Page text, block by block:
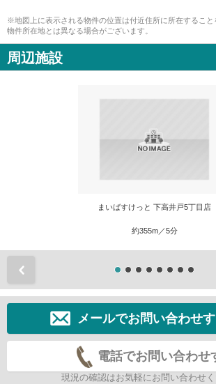
※地図上に表示される物件の位置は付近住所に所在するこ
物件所在地とは異なる場合がございます。
周辺施設
まいばすけっと 下高井戸5丁目店
約355m／5分
メールでお問い合わせ
電話でお問い合わせ
現況の確認はお気軽にお問い合わせく